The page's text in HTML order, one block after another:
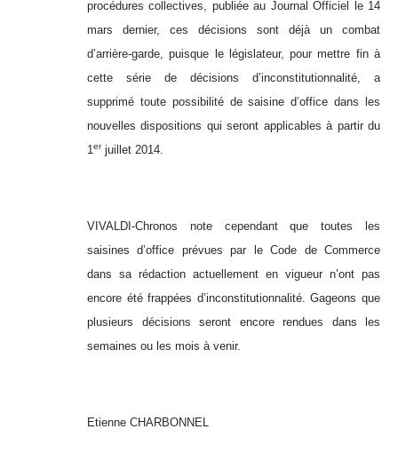
procédures collectives, publiée au Journal Officiel le 14
mars dernier, ces décisions sont déjà un combat
d’arrière-garde, puisque le législateur, pour mettre fin à
cette série de décisions d’inconstitutionnalité, a
supprimé toute possibilité de saisine d’office dans les
nouvelles dispositions qui seront applicables à partir du
1erjuillet 2014.
VIVALDI-Chronos note cependant que toutes les
saisines d’office prévues par le Code de Commerce
dans sa rédaction actuellement en vigueur n’ont pas
encore été frappées d’inconstitutionnalité. Gageons que
plusieurs décisions seront encore rendues dans les
semaines ou les mois à venir.
Etienne CHARBONNEL